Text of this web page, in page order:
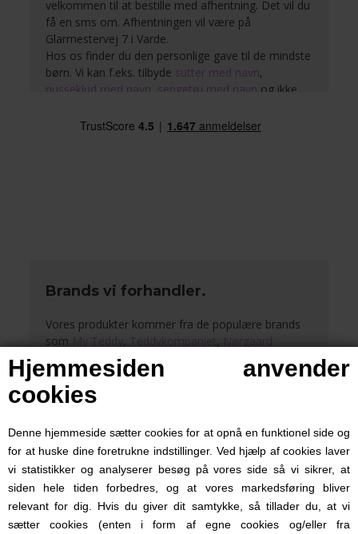
Hjemmesiden anvender
cookies
Denne hjemmeside sætter cookies for at opnå en funktionel side og
for at huske dine foretrukne indstillinger. Ved hjælp af cookies laver
vi statistikker og analyserer besøg på vores side så vi sikrer, at
siden hele tiden forbedres, og at vores markedsføring bliver
relevant for dig. Hvis du giver dit samtykke, så tillader du, at vi
sætter cookies (enten i form af egne cookies og/eller fra
Badekåber med navn
velkommen til at bestille med afhentning. Det vil du
få en sms om. Afhentningen vil være på
Glarmestervej 7 i Varde.
Hos os finder du den personlige gave til de mindste
børn. Vi kan f.eks. tilbyde sutter med navn,
nusseklud med navn sengetøj med navn og ikke
rundt på siderne og oplev alt det du kan glæde det
leveringstider pga. ferie. Det vil du kunne læse hvis
Brands vi forhandler.
Vores produkter kommer fra de populære brands
som My Teddy, Teddykompaniet, Nørgaard
Bukowski Design
Haba ,SterntalerogSpiegelburg
, som er
anderledes end de skandinaviske. Fra USA har vi
Skip Hopog
navn
pusletasker
Sutter med navnbliver graveret så navnet holder,
og ikke forsvinder efter vask. Det samme med
voresmadkasser med navn, det graveres også, så
det let kan holde til opvaskemaskinen.